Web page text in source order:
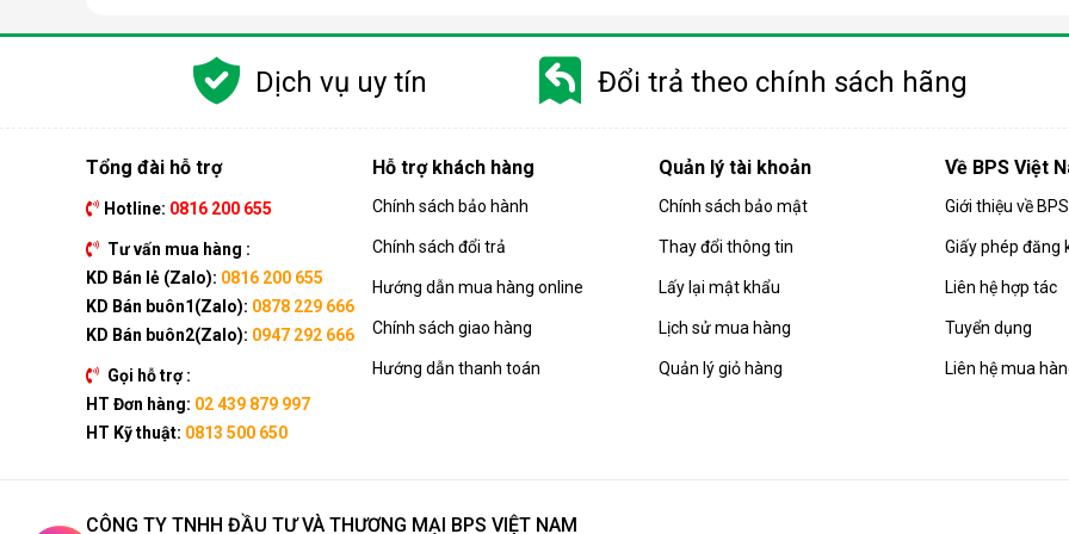
Nguyên lý hoạt động của máy lọc nước RO
Công nghệ RO dựa trên quá trình thẩm thấu ngược, trong đó nước được ép qua một màng lọc bán thấm nhờ áp lực
đi qua, giữ lại gần như hoàn toàn tạp chất, vi khuẩn, virus, chất rắn hòa tan hay kim loại nặng.
Quá trình này đòi hỏi nguồn nước phải được đẩy lên áp suất cao hơn áp suất thẩm thấu tự nhiên, nhờ bơm tăng áp
gần như đạt độ tinh khiết tối đa, đáp ứng tiêu chuẩn nước uống trực tiếp.
Điều đặc biệt của công nghệ này là khả năng loại bỏ đến 99,9% các chất ô nhiễm, giúp bạn an tâm hơn khi sử dụng
nước giếng khoan.
, thì lọc nước theo công nghệ thẩm thấu ngược RO vẫn vượt trội hơn
Tuy nhiên, nó cũng đồng nghĩa với việc loại bỏ luôn các khoáng chất tự nhiên, do đó hầu hết các máy RO hiện nay
Dịch vụ uy tín Đổi trả theo chính sách hãng
Tổng đài hỗ trợ
Hotline: 0816 200 655
Tư vấn mua hàng :
KD Bán lẻ (Zalo): 0816 200 655
KD Bán buôn1(Zalo): 0878 229 666
KD Bán buôn2(Zalo): 0947 292 666
Gọi hỗ trợ :
HT Đơn hàng: 02 439 879 997
HT Kỹ thuật: 0813 500 650
Hỗ trợ khách hàng
Chính sách bảo hành
Chính sách đổi trả
Hướng dẫn mua hàng online
Chính sách giao hàng
Hướng dẫn thanh toán
Quản lý tài khoản
Chính sách bảo mật
Thay đổi thông tin
Lấy lại mật khẩu
Lịch sử mua hàng
Quản lý giỏ hàng
Về BPS Việt
Giới thiệu về
Giấy phép đăng
Liên hệ hợp tác
Tuyển dụng
Liên hệ mua
CÔNG TY TNHH ĐẦU TƯ VÀ THƯƠNG MẠI BPS VIỆT NAM